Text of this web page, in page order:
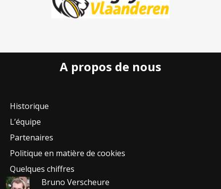
A propos de nous
Historique
L’équipe
Partenaires
Politique en matière de cookies
Quelques chiffres
Bruno Verscheure